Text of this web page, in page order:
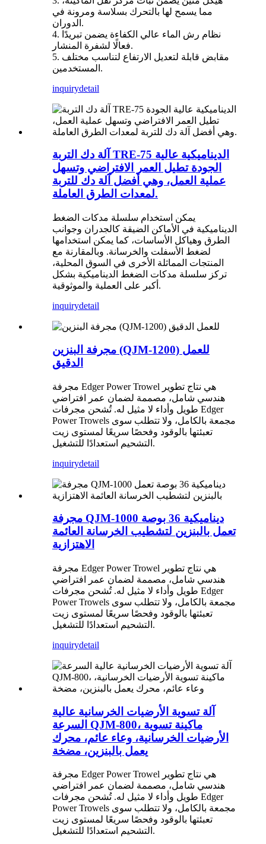
مما يسمح لها بالتحرك بسلاسة ومرونة في
الدوران.
4. نظام رش الماء عالي الكفاءة يضمن تبريدًا
فعالًا لشفرة المنشار.
5. مقابض قابلة لتعديل الارتفاع لتناسب مختلف
المستخدمين.
inquirydetail
آلة دك التربة TRE-75 الديناميكية عالية
الجودة تطيل العمر الافتراضي وتسهل
عملية العمل، وهي أفضل آلة دك للتربة
لمعدات الطرق العاملة.
يمكن استخدام سلسلة مدكات الضغط
الديناميكية في الأماكن الضيقة كالجدران وجوانب
الطرق وهياكل الأساسات، كما يمكن استخدامها
لضغط الأسفلت والخرسانة. وبالمقارنة مع
المنتجات المماثلة الأخرى في السوق المحلية،
تركز سلسلة مدكات الضغط الديناميكية بشكل
أكبر على العملية والموثوقية.
inquirydetail
مجرفة البنزين (QJM-1200) للعمل
الدقيق
مجرفة Edger Power Trowel هي نتاج تطوير
هندسي شامل، مصممة لضمان عمر افتراضي
طويل وأداء لا مثيل له. تُشحن مجرفات Edger
Power Trowels مجمعة بالكامل، ولا تتطلب سوى
تعبئتها بالوقود وفحصًا سريعًا لمستوى زيت
التشحيم استعدادًا للتشغيل.
inquirydetail
مجرفة QJM-1000 ديناميكية 36 بوصة
تعمل بالبنزين لتشطيب الخرسانة العائمة
الاهتزازية
مجرفة Edger Power Trowel هي نتاج تطوير
هندسي شامل، مصممة لضمان عمر افتراضي
طويل وأداء لا مثيل له. تُشحن مجرفات Edger
Power Trowels مجمعة بالكامل، ولا تتطلب سوى
تعبئتها بالوقود وفحصًا سريعًا لمستوى زيت
التشحيم استعدادًا للتشغيل.
inquirydetail
آلة تسوية الأرضيات الخرسانية عالية
السرعة QJM-800، ماكينة تسوية
الأرضيات الخرسانية، وعاء عائم، محرك
يعمل بالبنزين، مضخة
مجرفة Edger Power Trowel هي نتاج تطوير
هندسي شامل، مصممة لضمان عمر افتراضي
طويل وأداء لا مثيل له. تُشحن مجرفات Edger
Power Trowels مجمعة بالكامل، ولا تتطلب سوى
تعبئتها بالوقود وفحصًا سريعًا لمستوى زيت
التشحيم استعدادًا للتشغيل.